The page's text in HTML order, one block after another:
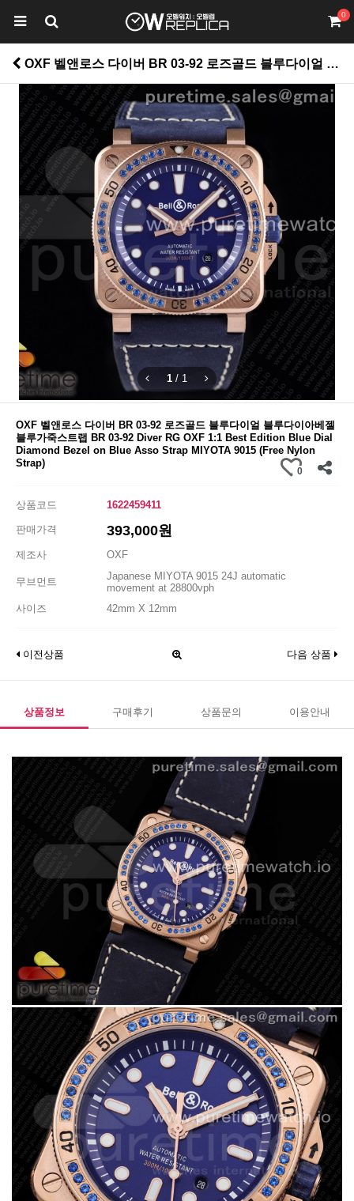
0
OXF 벨앤로스 다이버 BR 03-92 로즈골드 블루다이얼 블루다이아베젤 블루가죽스트랩 BR 03-92 Diver RG OXF 1:1 Best Edition Blue Dial Diamond Bezel on Blue Asso Strap MIYOTA 9015 (Free Nylon Strap) > 벨앤로스(BELL & ROSS)
1 / 1
OXF 벨앤로스 다이버 BR 03-92 로즈골드 블루다이얼 블루다이아베젤
블루가죽스트랩 BR 03-92 Diver RG OXF 1:1 Best Edition Blue Dial
Diamond Bezel on Blue Asso Strap MIYOTA 9015 (Free Nylon
Strap)
0
상품코드 1622459411
판매가격 393,000원
제조사 OXF
무브먼트
Japanese MIYOTA 9015 24J automatic
movement at 28800vph
사이즈
42mm X 12mm
이전상품 다음 상품
상품정보 구매후기 상품문의 이용안내